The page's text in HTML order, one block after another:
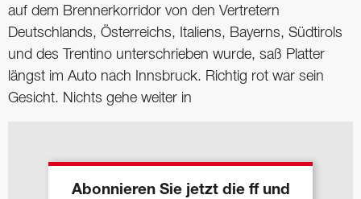
auf dem Brennerkorridor von den Vertretern
Deutschlands, Österreichs, Italiens, Bayerns, Südtirols
und des Trentino unterschrieben wurde, saß Platter
längst im Auto nach Innsbruck. Richtig rot war sein
Gesicht. Nichts gehe weiter in
Abonnieren Sie jetzt die ff und